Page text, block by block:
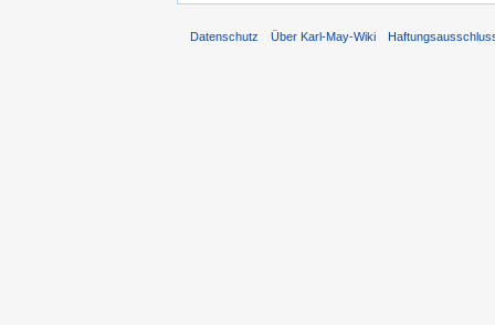
Datenschutz Über Karl-May-Wiki